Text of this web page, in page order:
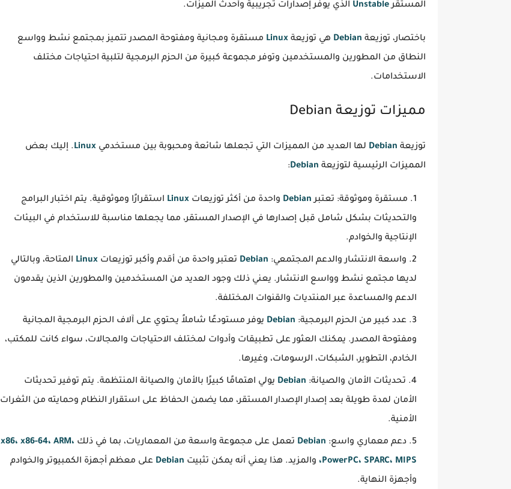
المستقرUnstable الذي يوفر إصدارات تجريبية وأحدث الميزات.
باختصار، توزيعة Debian هي توزيعة Linux مستقرة ومجانية ومفتوحة المصدر تتميز بمجتمع نشط وواسع
النطاق من المطورين والمستخدمين وتوفر مجموعة كبيرة من الحزم البرمجية لتلبية احتياجات مختلف
الاستخدامات.
مميزات توزيعة Debian
توزيعة Debian لها العديد من المميزات التي تجعلها شائعة ومحبوبة بين مستخدمي Linux. إليك بعض
المميزات الرئيسية لتوزيعة Debian
:
مستقرة وموثوقة: تعتبرDebian واحدة من أكثر توزيعات Linux استقرارًا وموثوقية. يتم اختبار البرامج
والتحديثات بشكل شامل قبل إصدارها في الإصدار المستقر، مما يجعلها مناسبة للاستخدام في البيئات
الإنتاجية والخوادم.
واسعة الانتشار والدعم المجتمعي: Debian تعتبر واحدة من أقدم وأكبر توزيعات Linux المتاحة، وبالتالي
لديها مجتمع نشط وواسع الانتشار. يعني ذلك وجود العديد من المستخدمين والمطورين الذين يقدمون
الدعم والمساعدة عبر المنتديات والقنوات المختلفة.
عدد كبير من الحزم البرمجية: Debian يوفر مستودعًا شاملاً يحتوي على آلاف الحزم البرمجية المجانية
ومفتوحة المصدر. يمكنك العثور على تطبيقات وأدوات لمختلف الاحتياجات والمجالات، سواء كانت للمكتب،
الخادم، التطوير، الشبكات، الرسومات، وغيرها.
تحديثات الأمان والصيانة: Debian يولي اهتمامًا كبيرًا بالأمان والصيانة المنتظمة. يتم توفير تحديثات
الأمان لمدة طويلة بعد إصدار الإصدار المستقر، مما يضمن الحفاظ على استقرار النظام وحمايته من الثغرات
الأمنية.
دعم معماري واسع: Debian تعمل على مجموعة واسعة من المعماريات، بما في ذلك x86، x86-64، ARM،
PowerPC، SPARC، MIPS،
والمزيد. هذا يعني أنه يمكن تثبيت Debian على معظم أجهزة الكمبيوتر والخوادم
وأجهزة النهاية.